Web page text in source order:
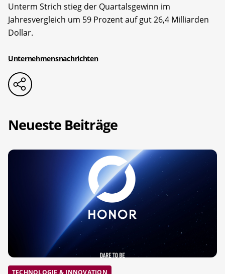
Unterm Strich stieg der Quartalsgewinn im
Jahresvergleich um 59 Prozent auf gut 26,4 Milliarden
Dollar.
Unternehmensnachrichten
Neueste Beiträge
TECHNOLOGIE & INNOVATION